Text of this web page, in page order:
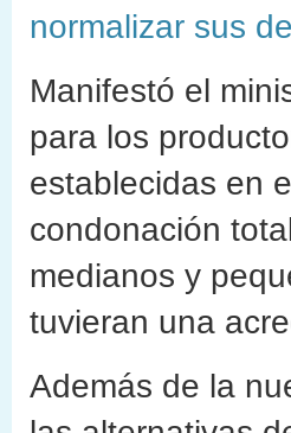
normalizar sus
Manifestó el
para los
establecidas en
condonación
medianos y
tuvieran una
Además de la